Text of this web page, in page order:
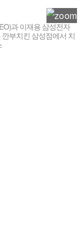
과 이재용 삼성전자
부치킨 삼성점에서 치